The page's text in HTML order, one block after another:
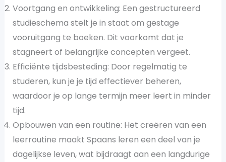
Voortgang en ontwikkeling: Een gestructureerd
studieschema stelt je in staat om gestage
vooruitgang te boeken. Dit voorkomt dat je
stagneert of belangrijke concepten vergeet.
Efficiënte tijdsbesteding: Door regelmatig te
studeren, kun je je tijd effectiever beheren,
waardoor je op lange termijn meer leert in minder
tijd.
Opbouwen van een routine: Het creëren van een
leerroutine maakt Spaans leren een deel van je
dagelijkse leven, wat bijdraagt aan een langdurige